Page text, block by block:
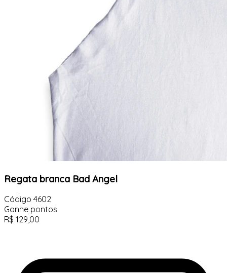
Regata branca Bad Angel
Código 4602
Ganhe pontos
R$ 129,00